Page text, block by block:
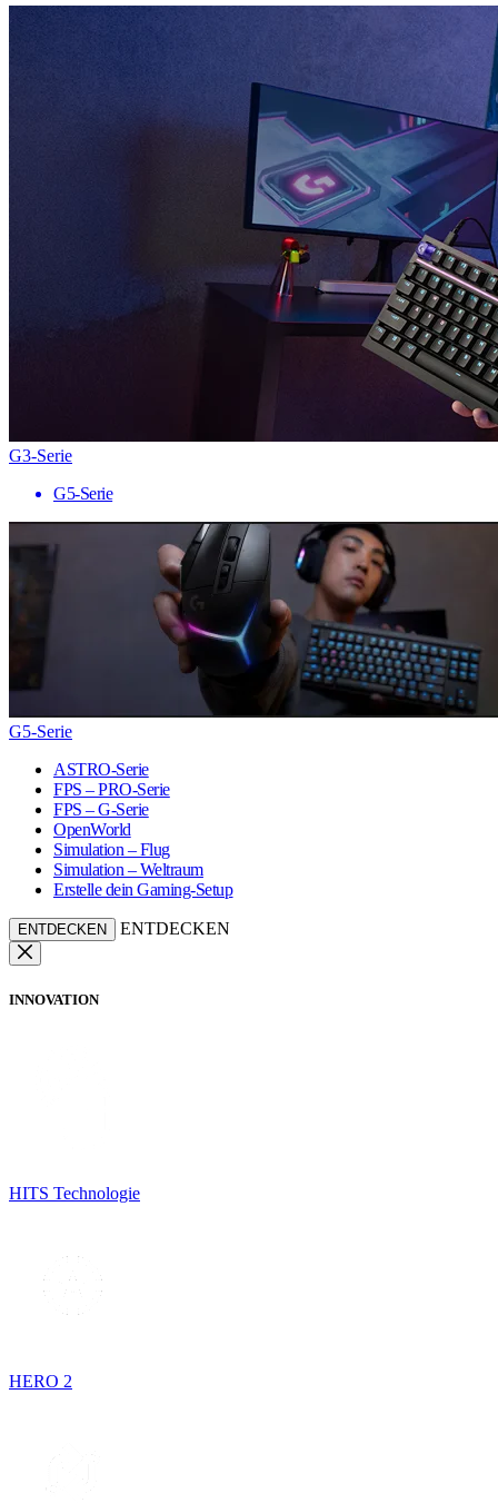
G3-Serie
G5-Serie
G5-Serie
ASTRO-Serie
FPS – PRO-Serie
FPS – G-Serie
OpenWorld
Simulation – Flug
Simulation – Weltraum
Erstelle dein Gaming-Setup
ENTDECKEN ENTDECKEN
INNOVATION
HITS Technologie
HERO 2